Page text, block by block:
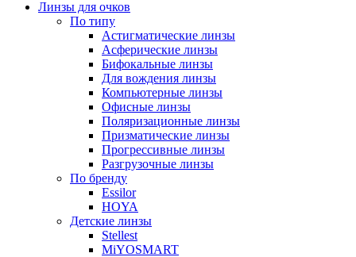
Линзы для очков
По типу
Астигматические линзы
Асферические линзы
Бифокальные линзы
Для вождения линзы
Компьютерные линзы
Офисные линзы
Поляризационные линзы
Призматические линзы
Прогрессивные линзы
Разгрузочные линзы
По бренду
Essilor
HOYA
Детские линзы
Stellest
MiYOSMART